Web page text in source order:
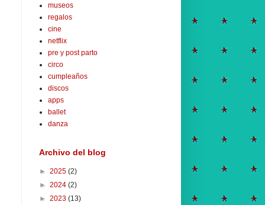
museos
regalos
cine
netflix
pre y post parto
circo
cumpleaños
discos
apps
ballet
danza
Archivo del blog
► 2025 (2)
► 2024 (2)
► 2023 (13)